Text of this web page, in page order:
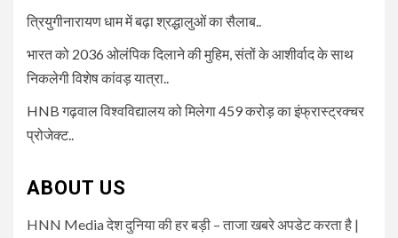
त्रियुगीनारायण धाम में बढ़ा श्रद्धालुओं का सैलाब..
भारत को 2036 ओलंपिक दिलाने की मुहिम, संतों के आशीर्वाद के साथ
निकलेगी विशेष कांवड़ यात्रा..
HNB गढ़वाल विश्वविद्यालय को मिलेगा 459 करोड़ का इंफ्रास्ट्रक्चर
प्रोजेक्ट..
ABOUT US
HNN Media देश दुनिया की हर बड़ी – ताजा खबरे अपडेट करता है |